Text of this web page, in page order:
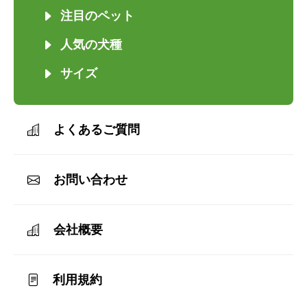
注目のペット
人気の犬種
サイズ
よくあるご質問
お問い合わせ
会社概要
利用規約